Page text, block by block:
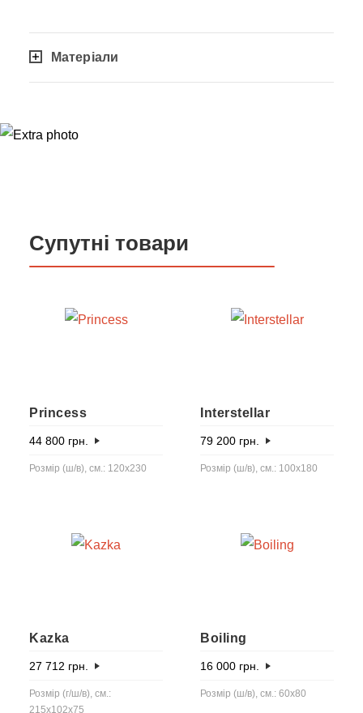
Матеріали
Супутні товари
Princess
44 800 грн.
Розмір (ш/в), см.: 120х230
Interstellar
79 200 грн.
Розмір (ш/в), см.: 100х180
Kazka
27 712 грн.
Розмір (г/ш/в), см.:
215x102x75
Boiling
16 000 грн.
Розмір (ш/в), см.: 60x80